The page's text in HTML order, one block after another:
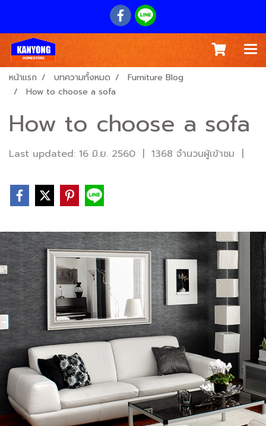
หน้าแรก บทความทั้งหมด
Furniture Blog
How to choose a sofa
How to choose a sofa
Last updated: 16 มิ.ย. 2560 | 1368 จำนวนผู้เข้าชม |